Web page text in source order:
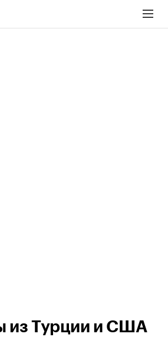
из Турции и США